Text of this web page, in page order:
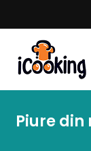
Retete
Piure